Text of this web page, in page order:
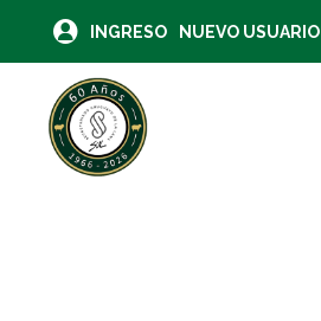
INGRESO NUEVO USUARIO